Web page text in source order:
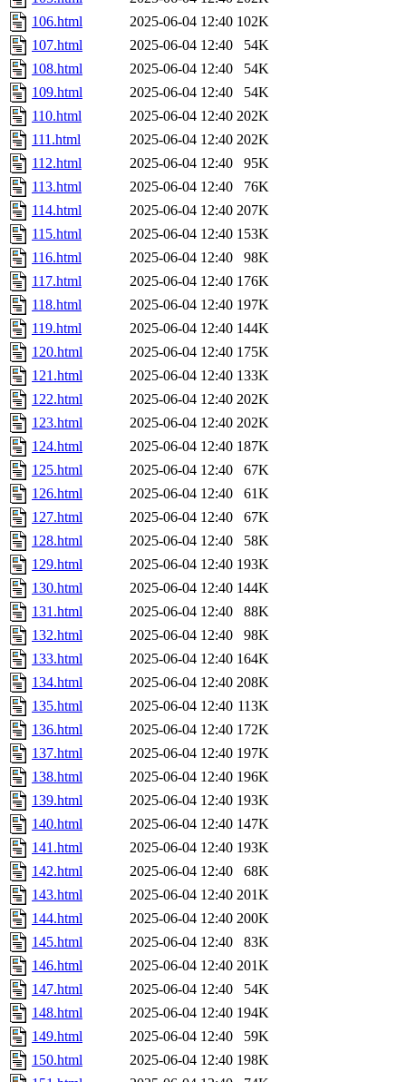
106.html
2025-06-04 12:40 102K
107.html
2025-06-04 12:40
54K
108.html
2025-06-04 12:40
54K
109.html
2025-06-04 12:40
54K
110.html
2025-06-04 12:40 202K
111.html
2025-06-04 12:40 202K
112.html
2025-06-04 12:40
95K
113.html
2025-06-04 12:40
76K
114.html
2025-06-04 12:40 207K
115.html
2025-06-04 12:40 153K
116.html
2025-06-04 12:40
98K
117.html
2025-06-04 12:40 176K
118.html
2025-06-04 12:40 197K
119.html
2025-06-04 12:40 144K
120.html
2025-06-04 12:40 175K
121.html
2025-06-04 12:40 133K
122.html
2025-06-04 12:40 202K
123.html
2025-06-04 12:40 202K
124.html
2025-06-04 12:40 187K
125.html
2025-06-04 12:40
67K
126.html
2025-06-04 12:40
61K
127.html
2025-06-04 12:40
67K
128.html
2025-06-04 12:40
58K
129.html
2025-06-04 12:40 193K
130.html
2025-06-04 12:40 144K
131.html
2025-06-04 12:40
88K
132.html
2025-06-04 12:40
98K
133.html
2025-06-04 12:40 164K
134.html
2025-06-04 12:40 208K
135.html
2025-06-04 12:40 113K
136.html
2025-06-04 12:40 172K
137.html
2025-06-04 12:40 197K
138.html
2025-06-04 12:40 196K
139.html
2025-06-04 12:40 193K
140.html
2025-06-04 12:40 147K
141.html
2025-06-04 12:40 193K
142.html
2025-06-04 12:40
68K
143.html
2025-06-04 12:40 201K
144.html
2025-06-04 12:40 200K
145.html
2025-06-04 12:40
83K
146.html
2025-06-04 12:40 201K
147.html
2025-06-04 12:40
54K
148.html
2025-06-04 12:40 194K
149.html
2025-06-04 12:40
59K
150.html
2025-06-04 12:40 198K